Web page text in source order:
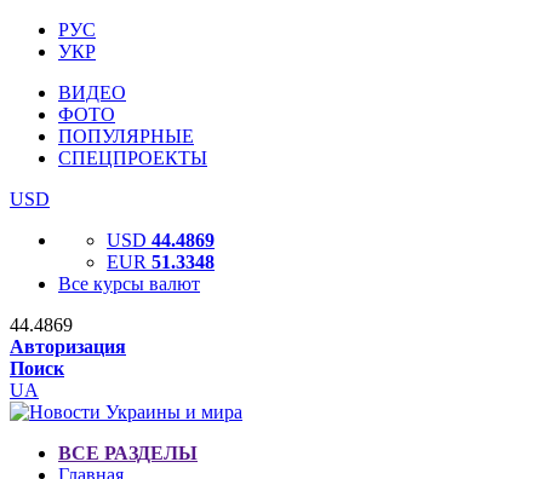
РУС
УКР
ВИДЕО
ФОТО
ПОПУЛЯРНЫЕ
СПЕЦПРОЕКТЫ
USD
USD 44.4869
EUR 51.3348
Все курсы валют
44.4869
Авторизация
Поиск
UA
ВСЕ РАЗДЕЛЫ
Главная